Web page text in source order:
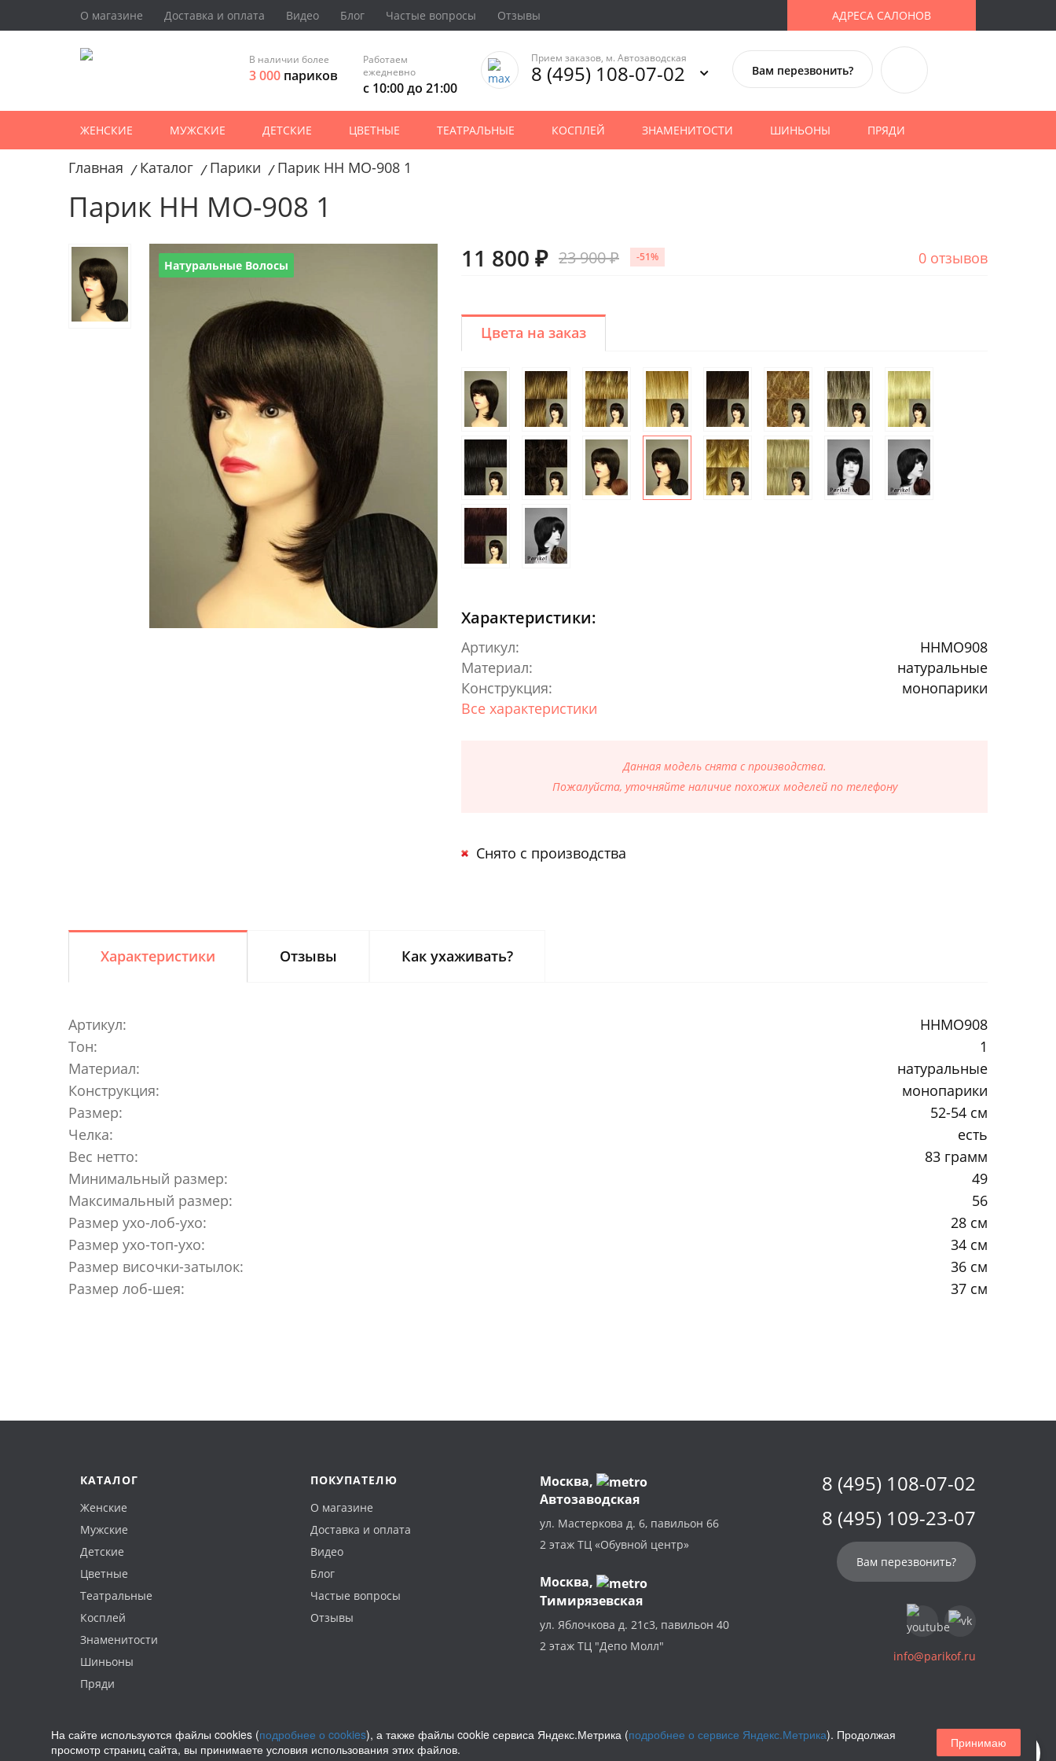
О магазине Доставка и оплата Видео Блог Частые вопросы Отзывы АДРЕСА САЛОНОВ
В наличии более
3 000 париков
Работаем
ежедневно
с 10:00 до 21:00
Прием заказов, м. Автозаводская
8 (495) 108-07-02 Вам перезвонить?
ЖЕНСКИЕ МУЖСКИЕ ДЕТСКИЕ ЦВЕТНЫЕ ТЕАТРАЛЬНЫЕ КОСПЛЕЙ ЗНАМЕНИТОСТИ ШИНЬОНЫ ПРЯДИ
Главная / Каталог / Парики / Парик HH MO-908 1
Парик HH MO-908 1
Натуральные Волосы 11 800 ₽ 23 900 ₽ -51% 0 отзывов
Цвета на заказ
Характеристики:
Артикул:
HHMO908
Материал:
натуральные
Конструкция:
монопарики
Все характеристики
Данная модель снята с производства.
Пожалуйста, уточняйте наличие похожих моделей по телефону
Снято с производства
Характеристики Отзывы Как ухаживать?
Артикул:
HHMO908
Тон:
1
Материал:
натуральные
Конструкция:
монопарики
Размер:
52-54 см
Челка:
есть
Вес нетто:
83 грамм
Минимальный размер:
49
Максимальный размер:
56
Размер ухо-лоб-ухо:
28 см
Размер ухо-топ-ухо:
34 см
Размер височки-затылок:
36 см
Размер лоб-шея:
37 см
КАТАЛОГ
Женские
Мужские
Детские
Цветные
Театральные
Косплей
Знаменитости
Шиньоны
Пряди
ПОКУПАТЕЛЮ
О магазине
Доставка и оплата
Видео
Блог
Частые вопросы
Отзывы
Москва,
Автозаводская
ул. Мастеркова д. 6, павильон 66
2 этаж ТЦ «Обувной центр»
Москва,
Тимирязевская
ул. Яблочкова д. 21с3, павильон 40
2 этаж ТЦ "Депо Молл"
8 (495) 108-07-02
8 (495) 109-23-07
Вам перезвонить?
info@parikof.ru
Политика конфиденциальности Магазин париков — Parikof. 2026
На сайте используются файлы cookies (подробнее о cookies), а также файлы cookie сервиса Яндекс.Метрика (подробнее о сервисе Яндекс.Метрика). Продолжая
просмотр страниц сайта, вы принимаете условия использования этих файлов.
Принимаю